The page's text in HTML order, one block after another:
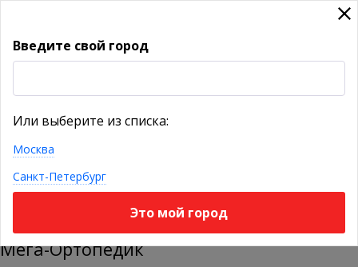
Сравнительная таблица размеров обуви
Мега-Ортопедик
Введите свой город
Или выберите из списка:
Москва
Санкт-Петербург
Это мой город